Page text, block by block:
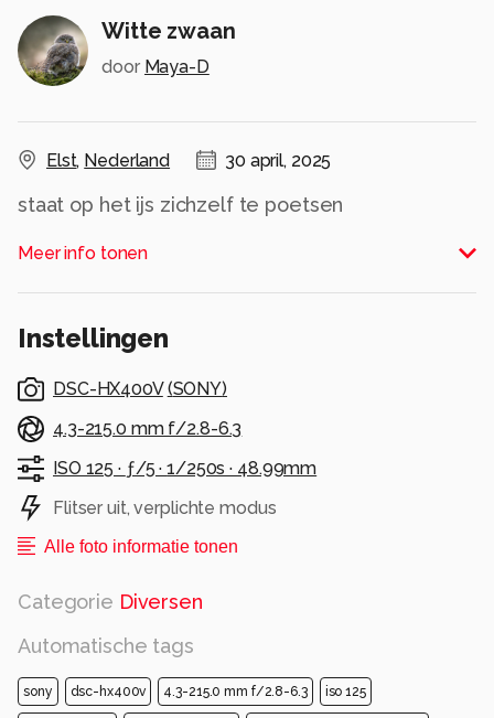
Witte zwaan
door Maya-D
Elst, Nederland 30 april, 2025
staat op het ijs zichzelf te poetsen
Alle rechten voorbehouden
Meer info tonen
Instellingen
DSC-HX400V (SONY)
4.3-215.0 mm f/2.8-6.3
ISO 125 · ƒ/5 ·1/250s · 48.99mm
Flitser uit, verplichte modus
Alle foto informatie tonen
Categorie Diversen
Automatische tags
sony dsc-hx400v 4.3-215.0 mm f/2.8-6.3 iso 125